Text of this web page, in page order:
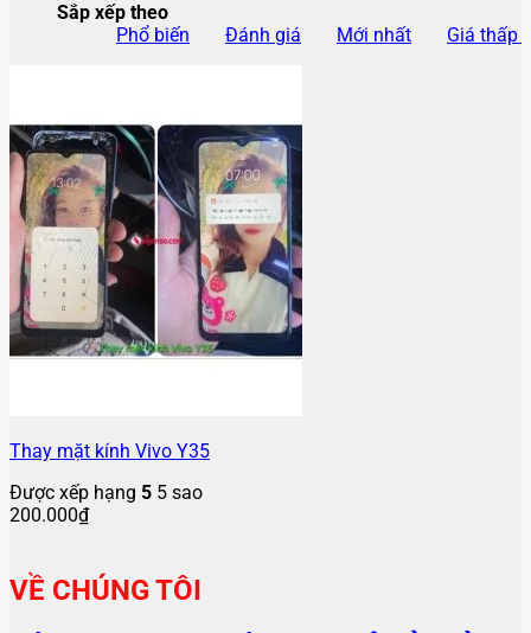
Sắp xếp theo
Phổ biến
Đánh giá Mới nhất Giá thấp
Thay mặt kính Vivo Y35
Được xếp hạng 5 5 sao
200.000₫
VỀ CHÚNG TÔI